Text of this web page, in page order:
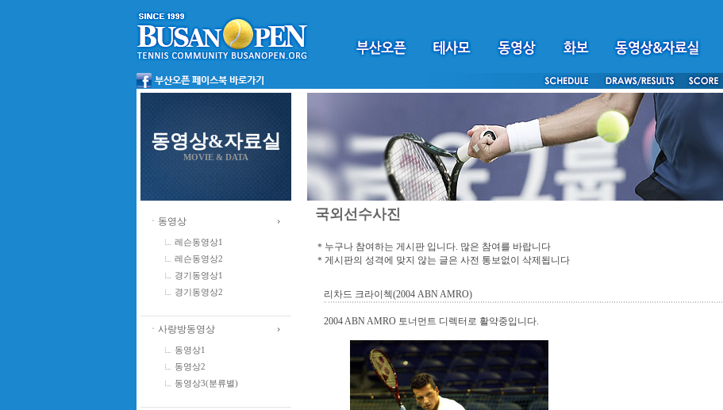
동영상&자료실
MOVIE & DATA
ㆍ동영상
레슨동영상1
레슨동영상2
경기동영상1
경기동영상2
ㆍ사랑방동영상
동영상1
동영상2
동영상3(분류별)
국외선수사진
＊누구나 참여하는 게시판 입니다. 많은 참여를 바랍니다
＊게시판의 성격에 맞지 않는 글은 사전 통보없이 삭제됩니다
리차드 크라이첵(2004 ABN AMRO)
2004 ABN AMRO 토너먼트 디렉터로 활약중입니다.